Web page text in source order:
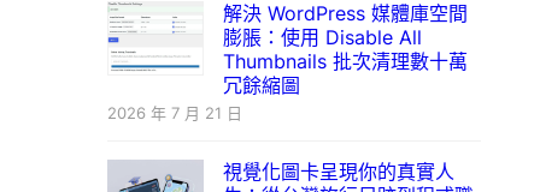
解決 WordPress 媒體庫空間
膨脹：使用 Disable All
Thumbnails 批次清理數十萬
冗餘縮圖
2026 年 7 月 21 日
視覺化圖卡呈現你的真實人